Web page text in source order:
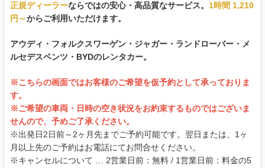
正規ディーラーならではの安心・高品質なサービス。 1時間 1,210
円～からご利用いただけます。
アウディ・フォルクスワーゲン・ジャガー・ランドローバー・メ
ルセデスベンツ・BYDのレンタカー。
※こちらの画面ではお客様のご希望を仮予約として承っておりま
す。
※ご希望の車両・日時の空き状況をお約束するものではございま
せんので、予めご了承ください。
※出発日2日前～2ヶ月先までご予約可能です。翌日または、1ヶ
月以上先のご予約はお電話にてお問合せください。
※キャンセルについて … 2営業日前：無料 / 1営業日前：料金の5